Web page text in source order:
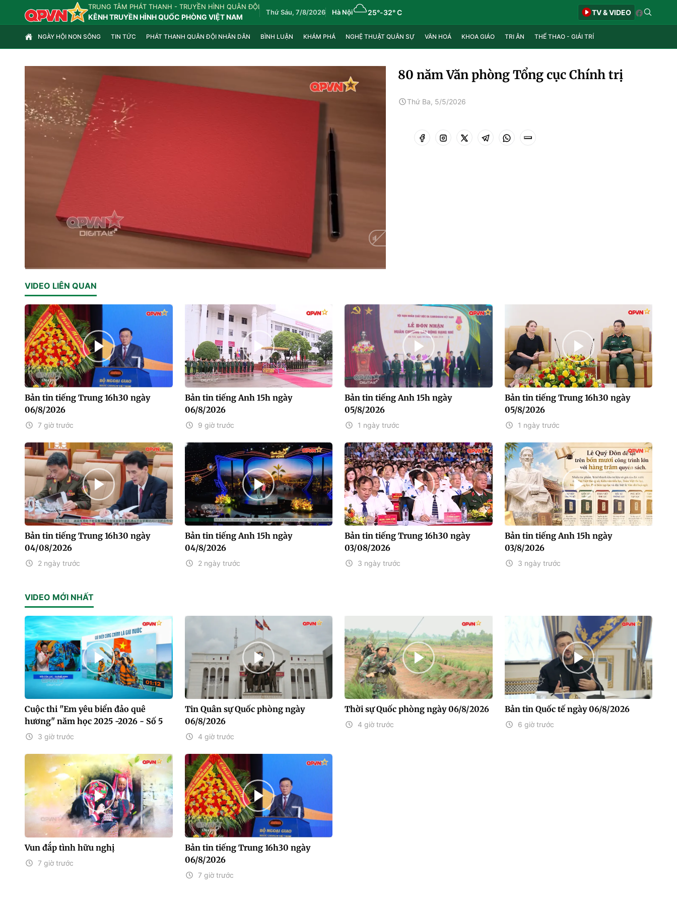
TRUNG TÂM PHÁT THANH - TRUYỀN HÌNH QUÂN ĐỘI
KÊNH TRUYỀN HÌNH QUỐC PHÒNG VIỆT NAM
Thứ Sáu, 7/8/2026 Hà Nội 25°-32° C TV & VIDEO
NGÀY HỘI NON SÔNG TIN TỨC PHÁT THANH QUÂN ĐỘI NHÂN DÂN BÌNH LUẬN KHÁM PHÁ NGHỆ THUẬT QUÂN SỰ VĂN HOÁ KHOA GIÁO TRI ÂN THỂ THAO - GIẢI TRÍ
80 năm Văn phòng Tổng cục Chính trị
Thứ Ba, 5/5/2026
VIDEO LIÊN QUAN
Bản tin tiếng Trung 16h30 ngày
06/8/2026
7 giờ trước
Bản tin tiếng Anh 15h ngày
06/8/2026
9 giờ trước
Bản tin tiếng Anh 15h ngày
05/8/2026
1 ngày trước
Bản tin tiếng Trung 16h30 ngày
05/8/2026
1 ngày trước
Bản tin tiếng Trung 16h30 ngày
04/08/2026
2 ngày trước
Bản tin tiếng Anh 15h ngày
04/8/2026
2 ngày trước
Bản tin tiếng Trung 16h30 ngày
03/08/2026
3 ngày trước
Bản tin tiếng Anh 15h ngày
03/8/2026
3 ngày trước
VIDEO MỚI NHẤT
Cuộc thi "Em yêu biển đảo quê
hương" năm học 2025 -2026 - Số 5
3 giờ trước
Tin Quân sự Quốc phòng ngày
06/8/2026
4 giờ trước
Thời sự Quốc phòng ngày 06/8/2026
4 giờ trước
Bản tin Quốc tế ngày 06/8/2026
6 giờ trước
Vun đắp tình hữu nghị
7 giờ trước
Bản tin tiếng Trung 16h30 ngày
06/8/2026
7 giờ trước